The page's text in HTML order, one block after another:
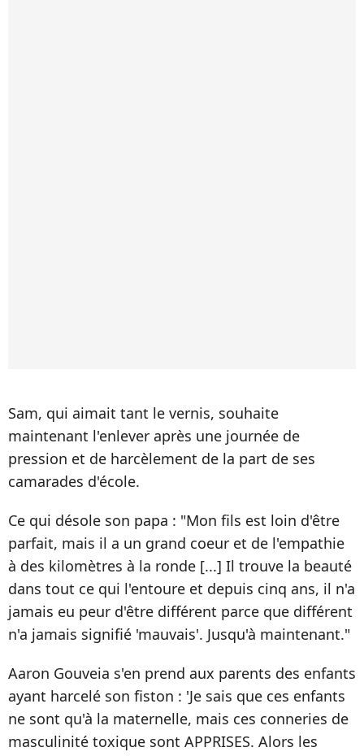
Sam, qui aimait tant le vernis, souhaite
maintenant l'enlever après une journée de
pression et de harcèlement de la part de ses
camarades d'école.
Ce qui désole son papa : "Mon fils est loin d'être
parfait, mais il a un grand coeur et de l'empathie
à des kilomètres à la ronde [...] Il trouve la beauté
dans tout ce qui l'entoure et depuis cinq ans, il n'a
jamais eu peur d'être différent parce que différent
n'a jamais signifié 'mauvais'. Jusqu'à maintenant."
Aaron Gouveia s'en prend aux parents des enfants
ayant harcelé son fiston : 'Je sais que ces enfants
ne sont qu'à la maternelle, mais ces conneries de
masculinité toxique sont APPRISES. Alors les